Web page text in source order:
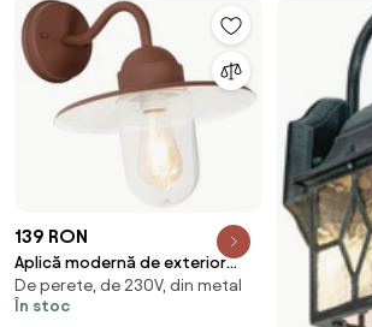
139 RON
Aplică modernă de exterior
ruginiu maro IP44 - Kansas
De perete, de 230V, din metal
În stoc